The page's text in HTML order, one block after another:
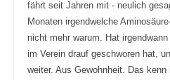
fährt seit Jahren mit - neulich
Monaten irgendwelche
nicht mehr warum. Hat
im Verein drauf geschworen hat,
weiter. Aus Gewohnheit. Das